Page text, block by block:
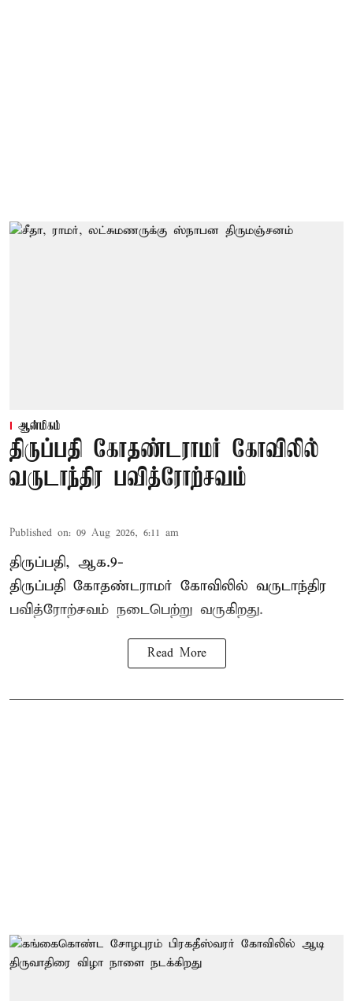
ஆன்மிகம்
திருப்பதி கோதண்டராமர் கோவிலில்
வருடாந்திர பவித்ரோற்சவம்
Published on: 09 Aug 2026, 6:11 am
திருப்பதி, ஆக.9-
திருப்பதி கோதண்டராமர் கோவிலில் வருடாந்திர
பவித்ரோற்சவம் நடைபெற்று வருகிறது.
Read More